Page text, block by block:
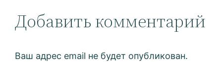
Добавить комментарий
Ваш адрес email не будет опубликован.